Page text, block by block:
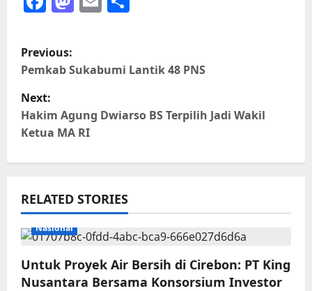
P
o
s
t
n
a
v
g
Previous:
Pemkab Sukabumi Lantik 48 PNS
Next:
Hakim Agung Dwiarso BS Terpilih Jadi Wakil
Ketua MA RI
RELATED STORIES
Nasional
Untuk Proyek Air Bersih di Cirebon: PT King
Nusantara Bersama Konsorsium Investor